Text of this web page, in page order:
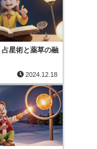
星術と薬草の融
2024.12.18